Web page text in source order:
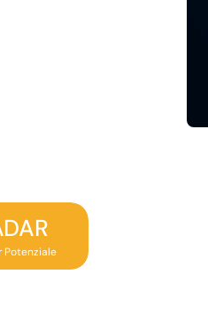
Potenziale